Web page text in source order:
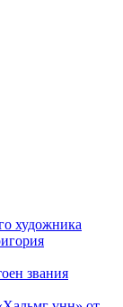
художника
звания